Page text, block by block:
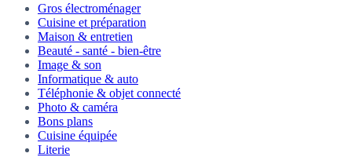
Gros électroménager
Cuisine et préparation
Maison & entretien
Beauté - santé - bien-être
Image & son
Informatique & auto
Téléphonie & objet connecté
Photo & caméra
Bons plans
Cuisine équipée
Literie